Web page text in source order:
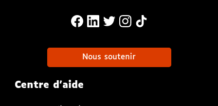
MonaLira Sur Facebook (nouvelle
MonaLira Sur Linkedin
MonaLira Sur Twitter
MonaLira Sur
Nous soutenir
Centre d'aide